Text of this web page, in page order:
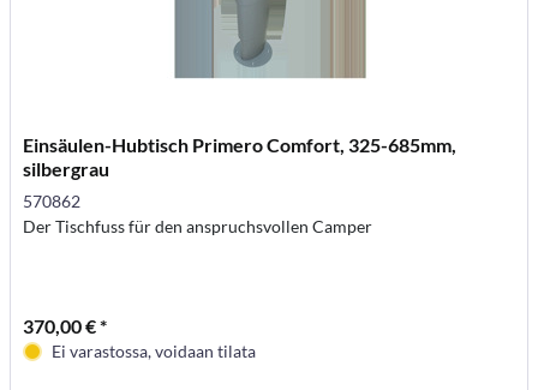
Einsäulen-Hubtisch Primero Comfort, 325-685mm,
silbergrau
570862
Der Tischfuss für den anspruchsvollen Camper
370,00 € *
Ei varastossa, voidaan tilata